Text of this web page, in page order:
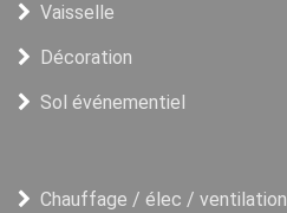
Vaisselle
Décoration
Sol événementiel
Chauffage / élec / ventilation